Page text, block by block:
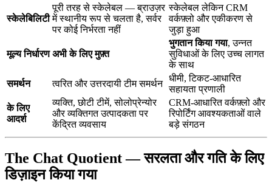
स्केलेबिलिटी
पूरी तरह से स्केलेबल — ब्राउज़र
में स्थानीय रूप से चलता है, सर्वर
पर कोई निर्भरता नहीं
स्केलेबल लेकिन CRM
वर्कफ़्लो और एकीकरण से
जुड़ा हुआ
मूल्य निर्धारण अभी के लिए मुफ़्त
भुगतान किया गया, उन्नत
सुविधाओं के लिए उच्च लागत
के साथ
समर्थन
त्वरित और उत्तरदायी टीम समर्थन
धीमी, टिकट-आधारित
सहायता प्रणाली
के लिए
आदर्श
व्यक्ति, छोटी टीमें, सोलोप्रेन्योर
और व्यक्तिगत उत्पादकता पर
केंद्रित व्यवसाय
CRM-आधारित वर्कफ़्लो और
रिपोर्टिंग आवश्यकताओं वाले
बड़े संगठन
The Chat Quotient — सरलता और गति के लिए
डिज़ाइन किया गया